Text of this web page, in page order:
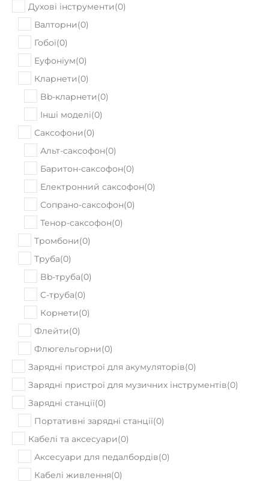
Духові інструменти(0)
Валторни(0)
Гобої(0)
Еуфоніум(0)
Кларнети(0)
Bb-кларнети(0)
Інші моделі(0)
Саксофони(0)
Альт-саксофон(0)
Баритон-саксофон(0)
Електронний саксофон(0)
Сопрано-саксофон(0)
Тенор-саксофон(0)
Тромбони(0)
Труба(0)
Bb-труба(0)
C-труба(0)
Корнети(0)
Флейти(0)
Флюгельгорни(0)
Зарядні пристрої для акумуляторів(0)
Зарядні пристрої для музичних інструментів(0)
Зарядні станції(0)
Портативні зарядні станції(0)
Кабелі та аксесуари(0)
Аксесуари для педалбордів(0)
Кабелі живлення(0)